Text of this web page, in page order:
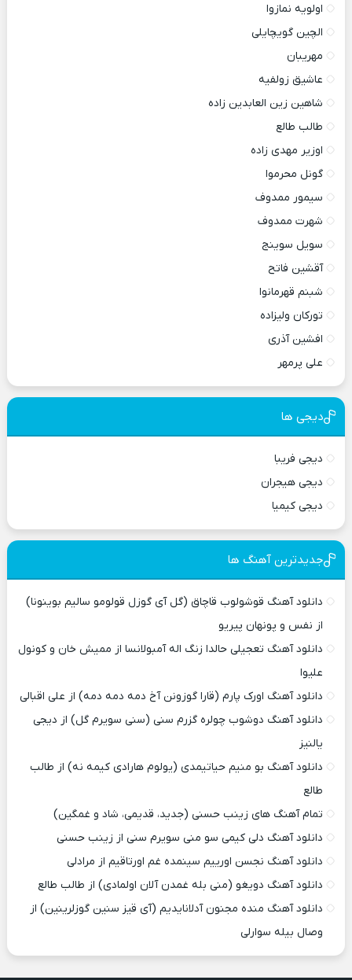
اولویه نمازوا
الچین گویچایلی
مهریبان
عاشیق زولفیه
شاهین زین العابدین زاده
طالب طالع
اوزیر مهدی زاده
گونل محرموا
سیمور ممدوف
شهرت ممدوف
سویل سوینج
آقشین فاتح
شبنم قهرمانوا
تورکان ولیزاده
افشین آذری
علی پرمهر
دیجی ها
دیجی فریبا
دیجی هیجران
دیجی کیمیا
جدیدترین آهنگ ها
دانلود آهنگ قوشولوب قاچاق (گل آی گوزل قولومو سالیم بوینونا)
از نفس و پونهان پیریو
دانلود آهنگ تعجیلی حالدا زنگ اله آمبولانسا از ممیش خان و کونول
علیوا
دانلود آهنگ اورک پارم (قارا گوزونن آخ دمه دمه دمه) از علی اقبالی
دانلود آهنگ دوشوب چولره گزرم سنی (سنی سویرم گل) از دیجی
یالنیز
دانلود آهنگ بو منیم حیاتیمدی (یولوم هارادی کیمه نه) از طالب
طالع
تمام آهنگ های زینب حسنی (جدید، قدیمی، شاد و غمگین)
دانلود آهنگ دلی کیمی سو منی سویرم سنی از زینب حسنی
دانلود آهنگ نجسن اورییم سینمده غم اورتاقیم از مرادلی
دانلود آهنگ دویغو (منی بله غمدن آلان اولمادی) از طالب طالع
دانلود آهنگ منده مجنون آدلانایدیم (آی قیز سنین گوزلرینین) از
وصال بیله سوارلی